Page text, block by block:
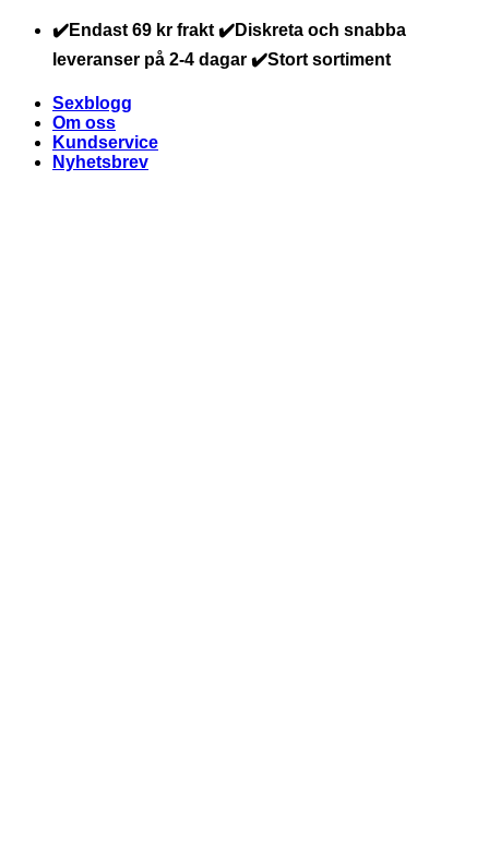
Skip
content
✔️Endast 69 kr frakt ✔️Diskreta och snabba
leveranser på 2-4 dagar ✔️Stort sortiment
Sexblogg
Om oss
Kundservice
Nyhetsbrev